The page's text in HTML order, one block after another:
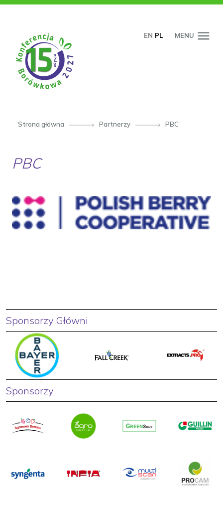
EN PL MENU
Strona główna Partnerzy PBC
PBC
Sponsorzy Główni
Sponsorzy